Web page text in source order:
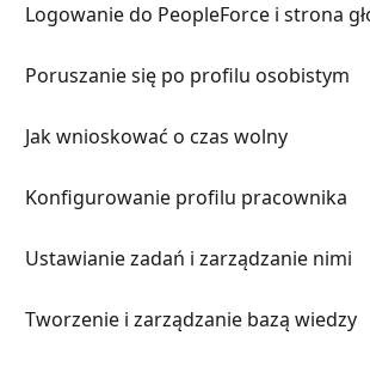
Logowanie do PeopleForce i strona
Poruszanie się po profilu osobistym
Jak wnioskować o czas wolny
Konfigurowanie profilu pracownika
Ustawianie zadań i zarządzanie nimi
Tworzenie i zarządzanie bazą wiedzy